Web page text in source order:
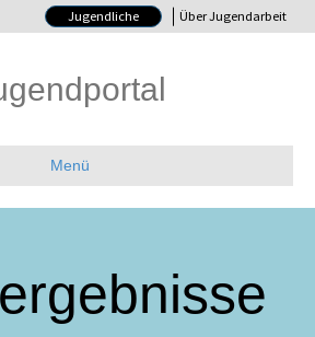
Jugendliche Über Jugendarbeit
Menü